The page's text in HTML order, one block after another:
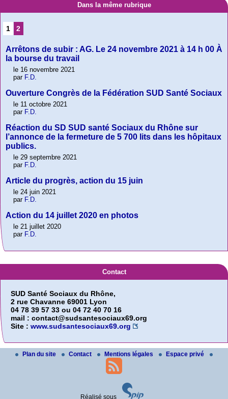
Dans la même rubrique
1 2
Arrêtons de subir : AG. Le 24 novembre 2021 à 14 h 00 À
la bourse du travail
le 16 novembre 2021
par F.D.
Ouverture Congrès de la Fédération SUD Santé Sociaux
le 11 octobre 2021
par F.D.
Réaction du SD SUD santé Sociaux du Rhône sur
l’annonce de la fermeture de 5 700 lits dans les hôpitaux
publics.
le 29 septembre 2021
par F.D.
Article du progrès, action du 15 juin
le 24 juin 2021
par F.D.
Action du 14 juillet 2020 en photos
le 21 juillet 2020
par F.D.
Contact
SUD Santé Sociaux du Rhône,
2 rue Chavanne 69001 Lyon
04 78 39 57 33 ou 04 72 40 70 16
mail : contact@sudsantesociaux69.org
Site : www.sudsantesociaux69.org
Plan du site Contact Mentions légales Espace privé
Réalisé sous